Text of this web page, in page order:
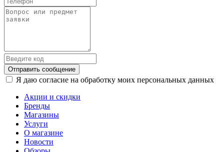
Отправить сообщение
Я даю согласие на обработку моих персональных данных
Акции и скидки
Бренды
Магазины
Услуги
О магазине
Новости